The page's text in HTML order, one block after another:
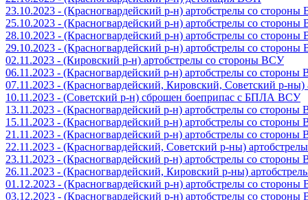
23.10.2023 - (Красногвардейский р-н) артобстрелы со
25.10.2023 - (Красногвардейский р-н) артобстрелы со
28.10.2023 - (Красногвардейский р-н) артобстрелы со
29.10.2023 - (Красногвардейский р-н) артобстрелы со
02.11.2023 - (Кировский р-н) артобстрелы со стороны ВСУ
06.11.2023 - (Красногвардейский р-н) артобстрелы со стороны
07.11.2023 - (Красногвардейский, Кировский, Советский р-
10.11.2023 - (Советский р-н) сброшен боеприпас с БПЛА ВСУ
13.11.2023 - (Красногвардейский р-н) артобстрелы со стороны
15.11.2023 - (Красногвардейский р-н) артобстрелы со стороны
21.11.2023 - (Красногвардейский р-н) артобстрелы со стороны
22.11.2023 - (Красногвардейский, Советский р-ны)
23.11.2023 - (Красногвардейский р-н) артобстрелы со стороны
26.11.2023 - (Красногвардейский, Кировский р-ны)
01.12.2023 - (Красногвардейский р-н) артобстрелы со
03.12.2023 - (Красногвардейский р-н) артобстрелы со